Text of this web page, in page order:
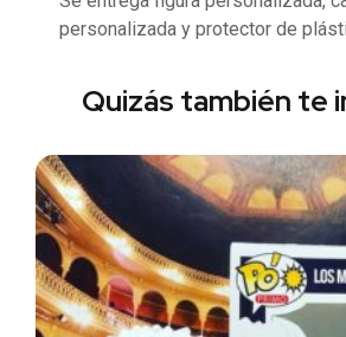
personalizada y protector de
Quizás también te